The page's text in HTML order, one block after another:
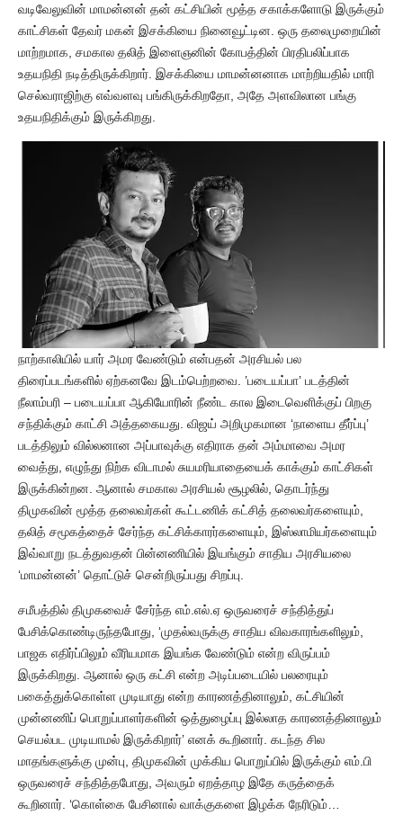
வடிவேலுவின் மாமன்னன் தன் கட்சியின் மூத்த சகாக்களோடு இருக்கும்
காட்சிகள் தேவர் மகன் இசக்கியை நினைவூட்டின. ஒரு தலைமுறையின்
மாற்றமாக, சமகால தலித் இளைஞனின் கோபத்தின் பிரதிபலிப்பாக
உதயநிதி நடித்திருக்கிறார். இசக்கியை மாமன்னனாக மாற்றியதில் மாரி
செல்வராஜிற்கு எவ்வளவு பங்கிருக்கிறதோ, அதே அளவிலான பங்கு
உதயநிதிக்கும் இருக்கிறது.
நாற்காலியில் யார் அமர வேண்டும் என்பதன் அரசியல் பல
திரைப்படங்களில் ஏற்கனவே இடம்பெற்றவை. ’படையப்பா’ படத்தின்
நீலாம்பரி – படையப்பா ஆகியோரின் நீண்ட கால இடைவெளிக்குப் பிறகு
சந்திக்கும் காட்சி அத்தகையது. விஜய் அறிமுகமான ‘நாளைய தீர்ப்பு’
படத்திலும் வில்லனான அப்பாவுக்கு எதிராக தன் அம்மாவை அமர
வைத்து, எழுந்து நிற்க விடாமல் சுயமரியாதையைக் காக்கும் காட்சிகள்
இருக்கின்றன. ஆனால் சமகால அரசியல் சூழலில், தொடர்ந்து
திமுகவின் மூத்த தலைவர்கள் கூட்டணிக் கட்சித் தலைவர்களையும்,
தலித் சமூகத்தைச் சேர்ந்த கட்சிக்காரர்களையும், இஸ்லாமியர்களையும்
இவ்வாறு நடத்துவதன் பின்னணியில் இயங்கும் சாதிய அரசியலை
‘மாமன்னன்’ தொட்டுச் சென்றிருப்பது சிறப்பு.
சமீபத்தில் திமுகவைச் சேர்ந்த எம்.எல்.ஏ ஒருவரைச் சந்தித்துப்
பேசிக்கொண்டிருந்தபோது, ‘முதல்வருக்கு சாதிய விவகாரங்களிலும்,
பாஜக எதிர்ப்பிலும் வீரியமாக இயங்க வேண்டும் என்ற விருப்பம்
இருக்கிறது. ஆனால் ஒரு கட்சி என்ற அடிப்படையில் பலரையும்
பகைத்துக்கொள்ள முடியாது என்ற காரணத்தினாலும், கட்சியின்
முன்னணிப் பொறுப்பாளர்களின் ஒத்துழைப்பு இல்லாத காரணத்தினாலும்
செயல்பட முடியாமல் இருக்கிறார்’ எனக் கூறினார். கடந்த சில
மாதங்களுக்கு முன்பு, திமுகவின் முக்கிய பொறுப்பில் இருக்கும் எம்.பி
ஒருவரைச் சந்தித்தபோது, அவரும் ஏறத்தாழ இதே கருத்தைக்
கூறினார். ‘கொள்கை பேசினால் வாக்குகளை இழக்க நேரிடும்…